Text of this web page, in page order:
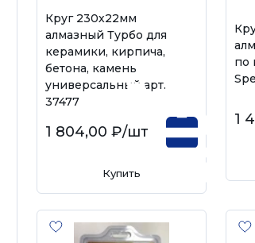
Круг 230х22мм
алмазный Турбо для
керамики, кирпича,
бетона, камень
универсальный арт.
37477
1 804,00 ₽/шт
Купить
по
1